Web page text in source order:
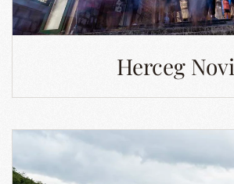
Herceg Novi